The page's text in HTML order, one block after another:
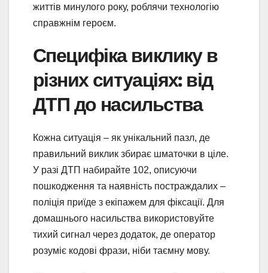
життів минулого року, роблячи технологію
справжнім героєм.
Специфіка виклику в
різних ситуаціях: від
ДТП до насильства
Кожна ситуація – як унікальний пазл, де
правильний виклик збирає шматочки в ціле.
У разі ДТП набирайте 102, описуючи
пошкодження та наявність постраждалих –
поліція приїде з екіпажем для фіксації. Для
домашнього насильства використовуйте
тихий сигнал через додаток, де оператор
розуміє кодові фрази, ніби таємну мову.